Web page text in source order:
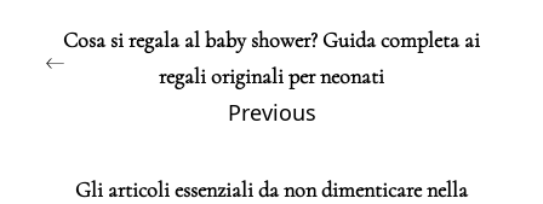
Cosa si regala al baby shower? Guida completa ai
regali originali per neonati
Previous
Gli articoli essenziali da non dimenticare nella